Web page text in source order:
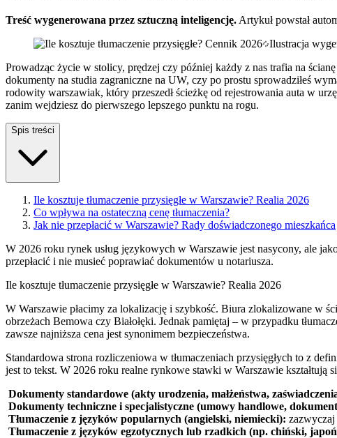
Treść wygenerowana przez sztuczną inteligencję. Artykuł powstał
Ilustracja
Prowadząc życie w stolicy, prędzej czy później każdy z nas trafia na
dokumenty na studia zagraniczne na UW, czy po prostu sprowadziłeś
rodowity warszawiak, który przeszedł ścieżkę od rejestrowania auta w
zanim wejdziesz do pierwszego lepszego punktu na rogu.
Spis treści
Ile kosztuje tłumaczenie przysięgłe w Warszawie? Realia 2026
Co wpływa na ostateczną cenę tłumaczenia?
Jak nie przepłacić w Warszawie? Rady doświadczonego mieszkańca
W 2026 roku rynek usług językowych w Warszawie jest nasycony, ale
przepłacić i nie musieć poprawiać dokumentów u notariusza.
Ile kosztuje tłumaczenie przysięgłe w Warszawie? Realia 2026
W Warszawie płacimy za lokalizację i szybkość. Biura zlokalizowane w
obrzeżach Bemowa czy Białołęki. Jednak pamiętaj – w przypadku
zawsze najniższa cena jest synonimem bezpieczeństwa.
Standardowa strona rozliczeniowa w tłumaczeniach przysięgłych to z
jest to tekst. W 2026 roku realne rynkowe stawki w Warszawie kształtują
Dokumenty standardowe (akty urodzenia, małżeństwa,
Dokumenty techniczne i specjalistyczne (umowy handlowe,
Tłumaczenie z języków popularnych (angielski, niemiecki): zazwyczaj
Tłumaczenie z języków egzotycznych lub rzadkich (np. chiński,